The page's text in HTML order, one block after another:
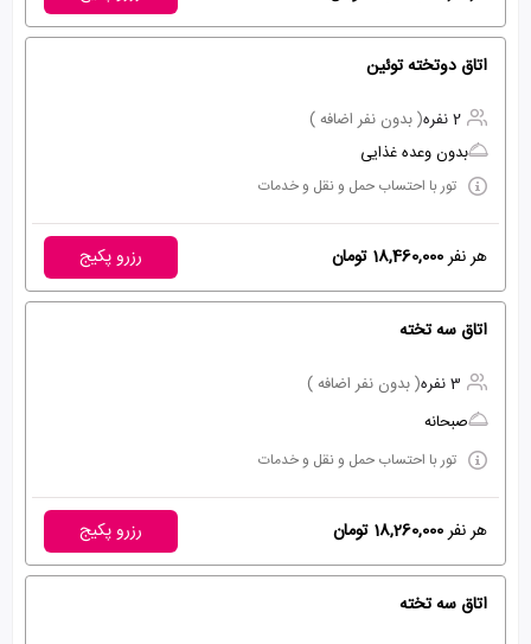
اتاق دوتخته توئین
2 نفره
( بدون نفر اضافه )
بدون وعده غذایی
تور با احتساب حمل و نقل و خدمات
هر نفر18,460,000 تومان رزرو پکیج
اتاق سه تخته
3 نفره
( بدون نفر اضافه )
صبحانه
تور با احتساب حمل و نقل و خدمات
هر نفر18,260,000 تومان رزرو پکیج
اتاق سه تخته